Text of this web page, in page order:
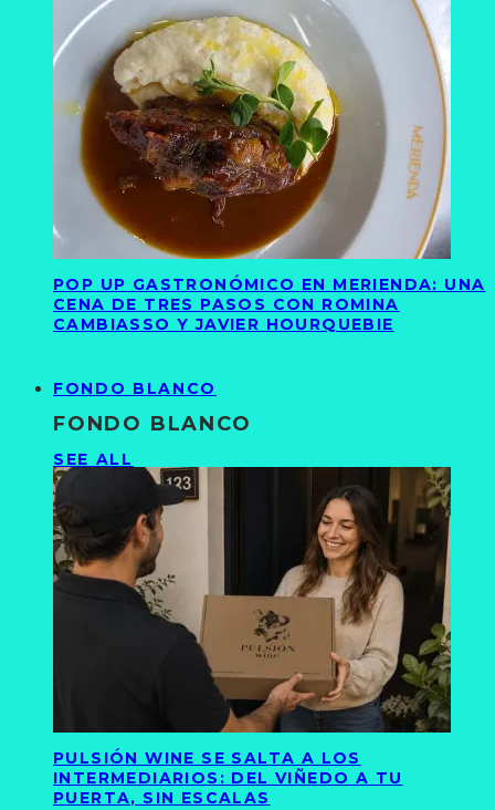
POP UP GASTRONÓMICO EN MERIENDA: UNA
CENA DE TRES PASOS CON ROMINA
CAMBIASSO Y JAVIER HOURQUEBIE
FONDO BLANCO
FONDO BLANCO
SEE ALL
PULSIÓN WINE SE SALTA A LOS
INTERMEDIARIOS: DEL VIÑEDO A TU
PUERTA, SIN ESCALAS